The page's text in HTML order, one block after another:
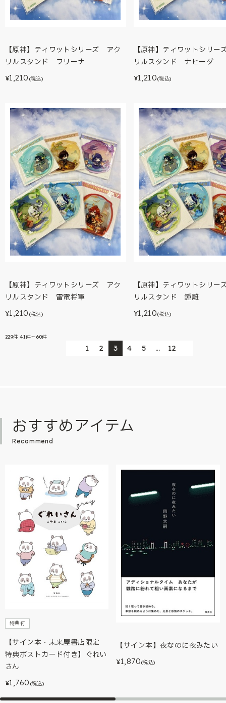
【原神】ティワットシリーズ アク
リルスタンド フリーナ
¥1,210 (税込)
【原神】ティワットシリ
リルスタンド ナヒーダ
¥1,210(税込)
【原神】ティワットシリーズ アク
リルスタンド 雷電将軍
¥1,210 (税込)
【原神】ティワットシリ
リルスタンド 鍾離
¥1,210(税込)
229件 41件～60件
1 2 3 4 5 … 12
おすすめアイテム
Recommend
特典付
【サイン本・未来屋書店限定
特典ポストカード付き】ぐれい
さん
¥1,760 (税込)
【サイン本】夜なのに夜みたい
¥1,870(税込)